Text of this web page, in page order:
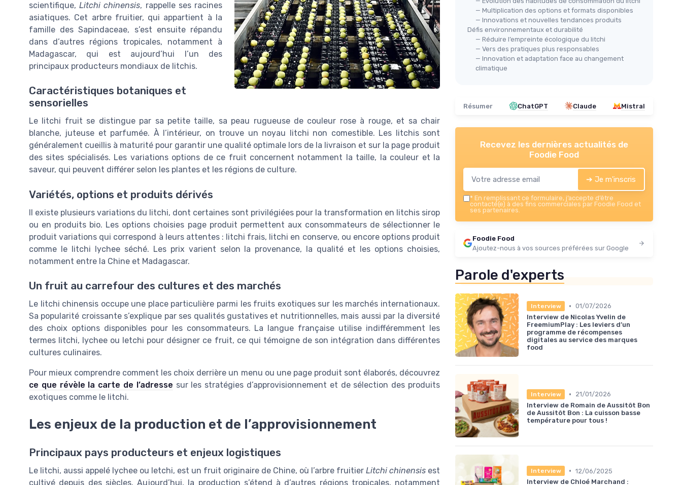
scientifique,Litchi chinensis, rappelle ses racines
asiatiques. Cet arbre fruitier, qui appartient à la
famille des Sapindaceae, s’est ensuite répandu
dans d’autres régions tropicales, notamment à
Madagascar, qui est aujourd’hui l’un des
principaux producteurs mondiaux de litchis.
Caractéristiques botaniques et
sensorielles
Le litchi fruit se distingue par sa petite taille, sa peau rugueuse de couleur rose à rouge, et sa chair
blanche, juteuse et parfumée. À l’intérieur, on trouve un noyau litchi non comestible. Les litchis sont
généralement cueillis à maturité pour garantir une qualité optimale lors de la livraison et sur la page produit
des sites spécialisés. Les variations options de ce fruit concernent notamment la taille, la couleur et la
saveur, qui peuvent différer selon les plantes et les régions de culture.
Variétés, options et produits dérivés
Il existe plusieurs variations du litchi, dont certaines sont privilégiées pour la transformation en litchis sirop
ou en produits bio. Les options choisies page produit permettent aux consommateurs de sélectionner le
produit variations qui correspond à leurs attentes : litchi frais, litchi en conserve, ou encore options produit
comme le litchi lychee séché. Les prix varient selon la provenance, la qualité et les options choisies,
notamment entre la Chine et Madagascar.
Un fruit au carrefour des cultures et des marchés
Le litchi chinensis occupe une place particulière parmi les fruits exotiques sur les marchés internationaux.
Sa popularité croissante s’explique par ses qualités gustatives et nutritionnelles, mais aussi par la diversité
des choix options disponibles pour les consommateurs. La langue française utilise indifféremment les
termes litchi, lychee ou letchi pour désigner ce fruit, ce qui témoigne de son intégration dans différentes
cultures culinaires.
Pour mieux comprendre comment les choix derrière un menu ou une page produit sont élaborés, découvrez
ce que révèle la carte de l’adresse sur les stratégies d’approvisionnement et de sélection des produits
exotiques comme le litchi.
Les enjeux de la production et de l’approvisionnement
Principaux pays producteurs et enjeux logistiques
Le litchi, aussi appelé lychee ou letchi, est un fruit originaire de Chine, où l’arbre fruitier Litchi chinensis est
cultivé depuis des siècles. Aujourd’hui, la production s’étend à d’autres régions tropicales, notamment
— Multiplication des options et formats disponibles
— Innovations et nouvelles tendances produits
Défis environnementaux et durabilité
— Réduire l’empreinte écologique du litchi
— Vers des pratiques plus responsables
— Innovation et adaptation face au changement
climatique
Résumer ChatGPT Claude Mistral
Recevez les dernières actualités de
Foodie Food
➔ Je m'inscris
* En remplissant ce formulaire, j’accepte d’être
contacté(e) à des fins commerciales par Foodie Food et
ses partenaires.
Foodie Food
Ajoutez-nous à vos sources préférées sur Google
Parole d'experts
Interview • 01/07/2026
Interview de Nicolas Yvelin de
FreemiumPlay : Les leviers d’un
programme de récompenses
digitales au service des marques
food
Interview •
21/01/2026
Interview de Romain de Aussitôt Bon
de Aussitôt Bon : La cuisson basse
température pour tous !
Interview • 12/06/2025
Interview de Chloé Marchand :